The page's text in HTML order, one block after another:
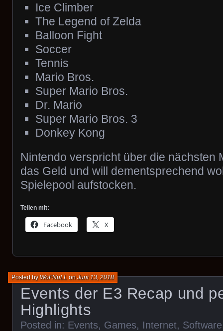
Ice Climber
The Legend of Zelda
Balloon Fight
Soccer
Tennis
Mario Bros.
Super Mario Bros.
Dr. Mario
Super Mario Bros. 3
Donkey Kong
Nintendo verspricht über die nächsten
das Geld und will dementsprechend
Spielepool aufstocken.
Teilen mit:
Facebook X
Events der E3 Recap und
Highlights
Posted byWoFNuLL onJuni 13, 2018
Posted in: Events, Games, Internet, Software